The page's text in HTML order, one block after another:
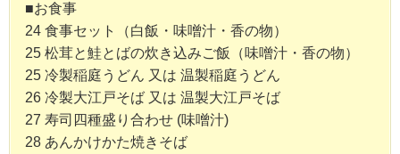
■お食事
24 食事セット（白飯・味噌汁・香の物）
25 松茸と鮭とばの炊き込みご飯（味噌汁・香の物）
25 冷製稲庭うどん 又は 温製稲庭うどん
26 冷製大江戸そば 又は 温製大江戸そば
27 寿司四種盛り合わせ (味噌汁)
28 あんかけかた焼きそば